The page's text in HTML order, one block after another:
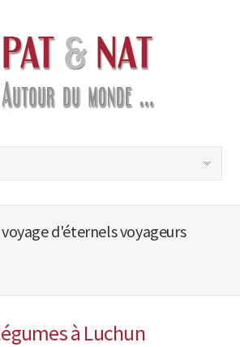
d'éternels voyageurs
à Luchun